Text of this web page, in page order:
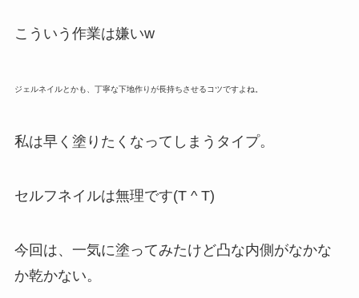
こういう作業は嫌いw
ジェルネイルとかも、丁寧な下地作りが長持ちさせるコツですよね。
私は早く塗りたくなってしまうタイプ。
セルフネイルは無理です(T ^ T)
今回は、一気に塗ってみたけど凸な内側がなかな
か乾かない。